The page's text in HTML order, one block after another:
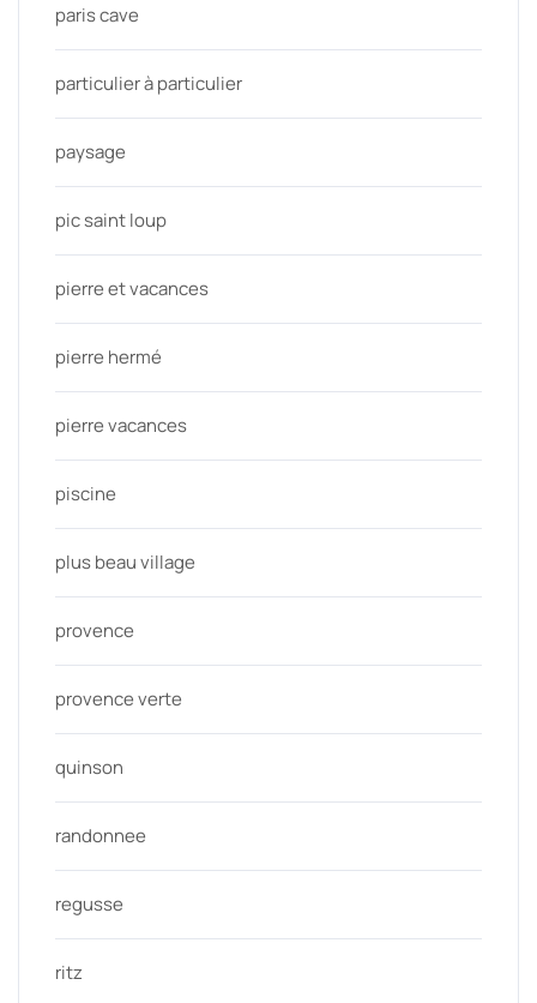
paris cave
particulier à particulier
paysage
pic saint loup
pierre et vacances
pierre hermé
pierre vacances
piscine
plus beau village
provence
provence verte
quinson
randonnee
regusse
ritz